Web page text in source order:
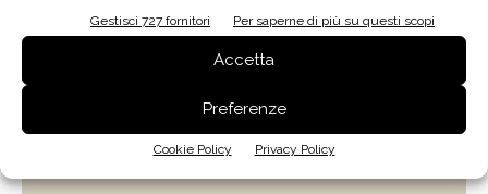
Gestisci 727 fornitori Per saperne di più su questi scopi
Accetta
Preferenze
Cookie Policy Privacy Policy
Progettare con la luce naturale
di Giulio Camiz